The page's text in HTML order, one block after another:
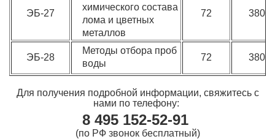
ЭБ-27
химического состава
лома и цветных
металлов
72 3800
ЭБ-28
Методы отбора проб
воды
72 3800
Для получения подробной информации, свяжитесь с
нами по телефону:
8 495 152-52-91
(по РФ звонок бесплатный)